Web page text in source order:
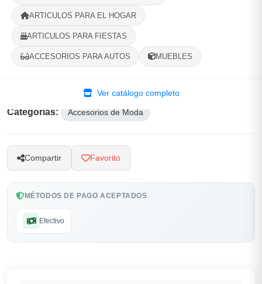
ARTICULOS PARA EL HOGAR
ARTICULOS PARA FIESTAS
ACCESORIOS PARA AUTOS MUEBLES
Ver catálogo completo
Categorías: Accesorios de Moda
Compartir Favorito
MÉTODOS DE PAGO ACEPTADOS
Efectivo